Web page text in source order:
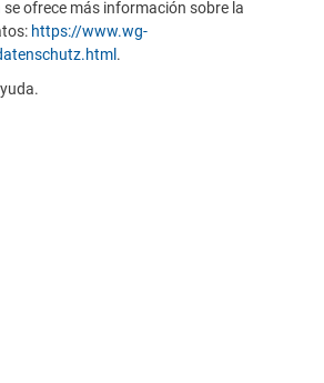
ofrece más información sobre la
https://www.wg-
.